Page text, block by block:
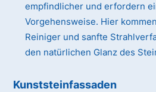
empfindlicher und erfordern
Vorgehensweise. Hier
Reiniger und sanfte
den natürlichen Glanz des
Kunststeinfassaden